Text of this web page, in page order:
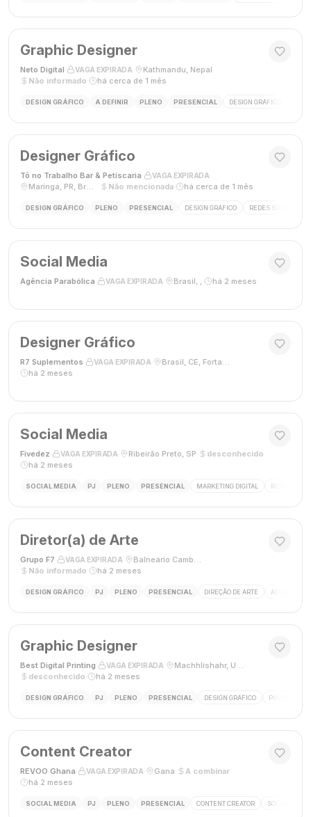
Graphic Designer
Neto Digital VAGA EXPIRADA Kathmandu, Nepal
Não informado
há cerca de 1 mês
DESIGN GRÁFICO A DEFINIR PLENO PRESENCIAL DESIGN GRÁFICO
Designer Gráfico
Tô no Trabalho Bar & Petiscaria VAGA EXPIRADA
Maringá, PR, Brasil
Não mencionada há cerca de 1 mês
DESIGN GRÁFICO PLENO PRESENCIAL DESIGN GRÁFICO REDES SOCIAIS
Social Media
Agência Parabólica VAGA EXPIRADA Brasil, , há 2 meses
Designer Gráfico
R7 Suplementos VAGA EXPIRADA Brasil, CE, Fortaleza
há 2 meses
Social Media
Fivedez VAGA EXPIRADA Ribeirão Preto, SP desconhecido
há 2 meses
SOCIAL MEDIA PJ PLENO PRESENCIAL MARKETING DIGITAL REDES
Diretor(a) de Arte
Grupo F7 VAGA EXPIRADA Balneário Camboriú, SC, Brasil
Não informado
há 2 meses
DESIGN GRÁFICO PJ PLENO PRESENCIAL DIREÇÃO DE ARTE ADOBE
Graphic Designer
Best Digital Printing VAGA EXPIRADA Machhlishahr, Uttar Pradesh, Índia
desconhecido
há 2 meses
DESIGN GRÁFICO PJ PLENO PRESENCIAL DESIGN GRÁFICO PHOTOSHOP
Content Creator
REVOO Ghana VAGA EXPIRADA Gana A combinar·
há 2 meses
SOCIAL MEDIA PJ PLENO PRESENCIAL CONTENT CREATOR SOCIAL MEDIA